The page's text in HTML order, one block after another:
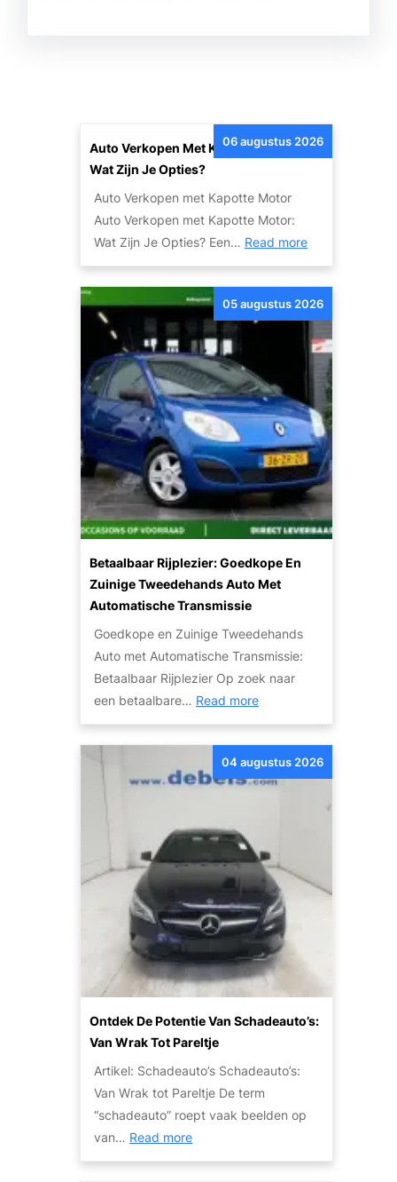
Auto Verkopen Met Kapotte Motor:
Wat Zijn Je Opties?
06 augustus 2026
Auto Verkopen met Kapotte Motor
Auto Verkopen met Kapotte Motor:
Wat Zijn Je Opties? Een… Read more:
A
u
t
V
r
k
o
p
e
n
m
e
W
j
n
Betaalbaar Rijplezier: Goedkope En
Zuinige Tweedehands Auto Met
Automatische Transmissie
05 augustus 2026
Goedkope en Zuinige Tweedehands
Auto met Automatische Transmissie:
Betaalbaar Rijplezier Op zoek naar
een betaalbare… Read more:
B
e
t
a
b
a
r
R
i
z
i
e
:
Ontdek De Potentie Van Schadeauto’s:
Van Wrak Tot Pareltje
04 augustus 2026
Artikel: Schadeauto’s Schadeauto’s:
Van Wrak tot Pareltje De term
“schadeauto” roept vaak beelden op
van… Read more:
O